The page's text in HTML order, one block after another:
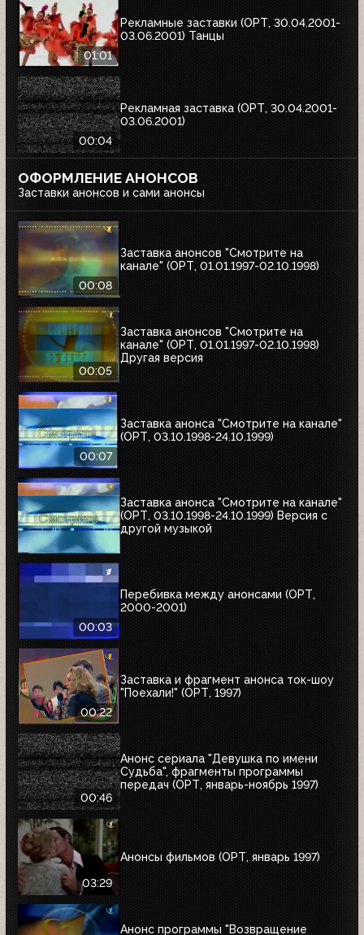
01:01
Рекламные заставки (ОРТ, 30.04.2001-
03.06.2001) Танцы
00:04
Рекламная заставка (ОРТ, 30.04.2001-
03.06.2001)
ОФОРМЛЕНИЕ АНОНСОВ
Заставки анонсов и сами анонсы
00:08
Заставка анонсов "Смотрите на
канале" (ОРТ, 01.01.1997-02.10.1998)
00:05
Заставка анонсов "Смотрите на
канале" (ОРТ, 01.01.1997-02.10.1998)
Другая версия
00:07
Заставка анонса "Смотрите на канале"
(ОРТ, 03.10.1998-24.10.1999)
Заставка анонса "Смотрите на канале"
(ОРТ, 03.10.1998-24.10.1999) Версия с
другой музыкой
00:03
Перебивка между анонсами (ОРТ,
2000-2001)
00:22
Заставка и фрагмент анонса ток-шоу
"Поехали!" (ОРТ, 1997)
00:46
Анонс сериала "Девушка по имени
Судьба", фрагменты программы
передач (ОРТ, январь-ноябрь 1997)
03:29
Анонсы фильмов (ОРТ, январь 1997)
Анонс программы "Возвращение